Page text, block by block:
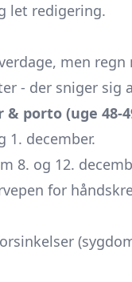
let redigering.
men
- der sniger
porto (uge 48-
1. december.
8. og 12.
for